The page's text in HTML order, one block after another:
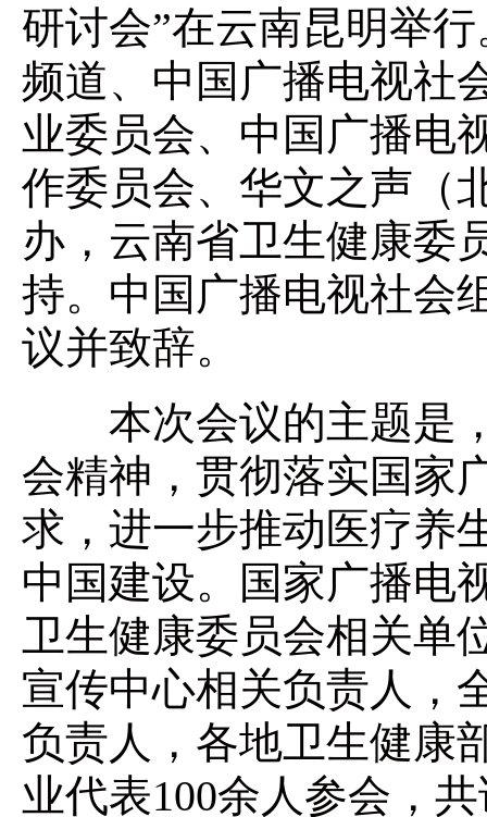
研讨会”在云南昆明举
频道、中国广播电视社
业委员会、中国广播电
作委员会、华文之声（
办，云南省卫生健康委
持。中国广播电视社会
议并致辞。
本次会议的主题是，
会精神，贯彻落实国家
求，进一步推动医疗养
中国建设。国家广播电
卫生健康委员会相关单
宣传中心相关负责人，
负责人，各地卫生健康
业代表100余人参会，